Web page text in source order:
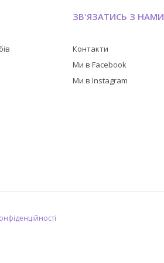
ЗВ'ЯЗАТИСЬ З НАМИ
Контакти
Ми в Facebook
Ми в Instagram